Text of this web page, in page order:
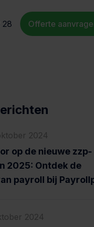
28 Offerte
2024
op de nieuwe zzp-
2025: Ontdek de
payroll bij
2024